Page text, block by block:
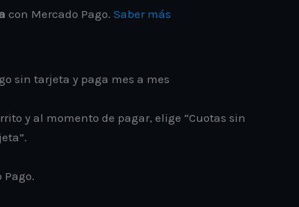
con Mercado Pago. Saber más
sin tarjeta y paga mes a mes
y al momento de pagar, elige “Cuotas sin